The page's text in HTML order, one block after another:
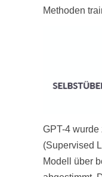
Methoden
GPT-4
(Supervised
Modell über